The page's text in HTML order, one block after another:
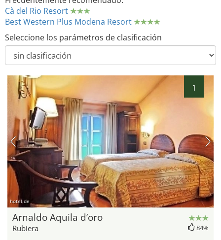
Cà del Rio Resort
Best Western Plus Modena Resort
Seleccione los parámetros de clasificación
1
hotel.de
Arnaldo Aquila d’oro
Rubiera 84%